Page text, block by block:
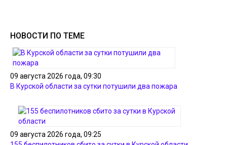
НОВОСТИ ПО ТЕМЕ
09 августа 2026 года, 09:30
В Курской области за сутки потушили два пожара
09 августа 2026 года, 09:25